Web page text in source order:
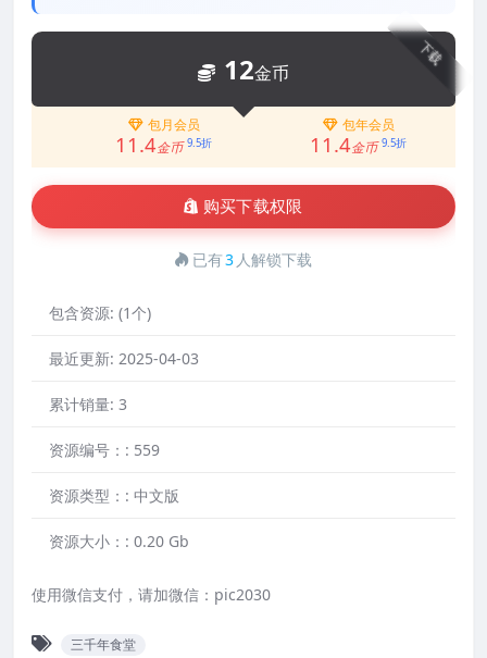
下载
12金币
包月会员
11.4金币 9.5折
包年会员
11.4金币 9.5折
购买下载权限
已有3 人解锁下载
包含资源: (1个)
最近更新: 2025-04-03
累计销量: 3
资源编号：: 559
资源类型：: 中文版
资源大小：: 0.20 Gb
使用微信支付，请加微信：pic2030
三千年食堂